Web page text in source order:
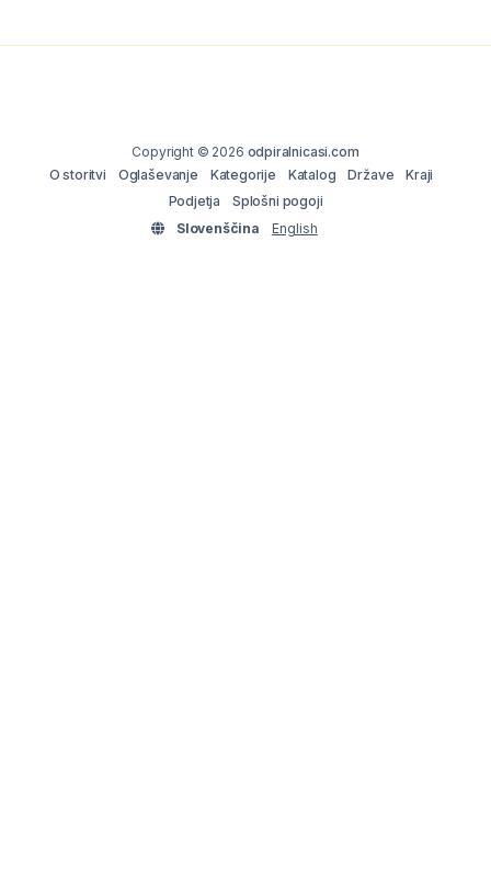
Copyright © 2026 odpiralnicasi.com
O storitvi
Oglaševanje Kategorije Katalog Države
Kraji
Podjetja
Splošni pogoji
Slovenščina
English